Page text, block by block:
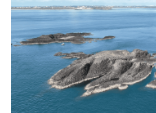
環境教育網
RSS
首長信箱